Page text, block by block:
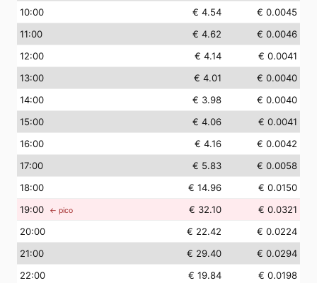
10:00 € 4.54
€ 0.0045
11:00 € 4.62
€ 0.0046
12:00 € 4.14
€ 0.0041
13:00 € 4.01
€ 0.0040
14:00 € 3.98
€ 0.0040
15:00 € 4.06
€ 0.0041
16:00 € 4.16
€ 0.0042
17:00 € 5.83
€ 0.0058
18:00 € 14.96
€ 0.0150
19:00 ← pico € 32.10
€ 0.0321
20:00 € 22.42
€ 0.0224
21:00 € 29.40
€ 0.0294
22:00 € 19.84
€ 0.0198